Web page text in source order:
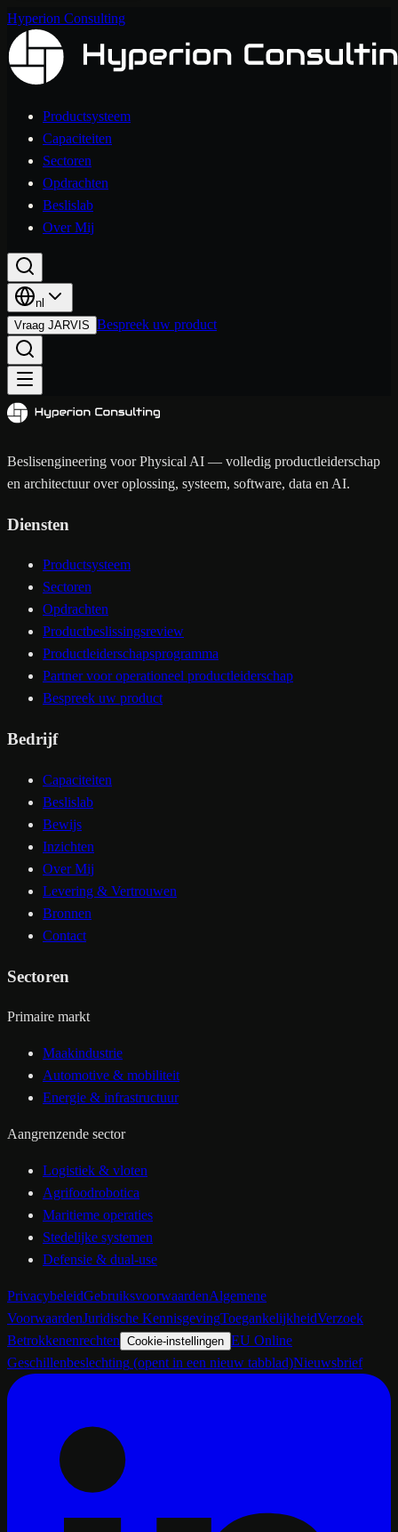
Hyperion Consulting
Productsysteem
Capaciteiten
Sectoren
Opdrachten
Beslislab
Over Mij
nl
Vraag JARVIS Bespreek uw product
Beslisengineering voor Physical AI — volledig productleiderschap
en architectuur over oplossing, systeem, software, data en AI.
Diensten
Productsysteem
Sectoren
Opdrachten
Productbeslissingsreview
Productleiderschapsprogramma
Partner voor operationeel productleiderschap
Bespreek uw product
Bedrijf
Capaciteiten
Beslislab
Bewijs
Inzichten
Over Mij
Levering & Vertrouwen
Bronnen
Contact
Sectoren
Primaire markt
Maakindustrie
Automotive & mobiliteit
Energie & infrastructuur
Aangrenzende sector
Logistiek & vloten
Agrifoodrobotica
Maritieme operaties
Stedelijke systemen
Defensie & dual-use
PrivacybeleidGebruiksvoorwaardenAlgemene
VoorwaardenJuridische KennisgevingToegankelijkheidVerzoek
Betrokkenenrechten Cookie-instellingen EU Online
Geschillenbeslechting (opent in een nieuw tabblad)Nieuwsbrief